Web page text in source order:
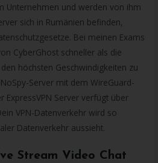
Unternehmen und werden von ihm
sich in Rumänien befinden,
Bei meinen Exams
CyberGhost schneller als die
höchsten Geschwindigkeiten zu
Server mit dem WireGuard-
ExpressVPN Server verfügt über
VPN-Datenverkehr wird so
Datenverkehr aussieht.
Stream Video Chat